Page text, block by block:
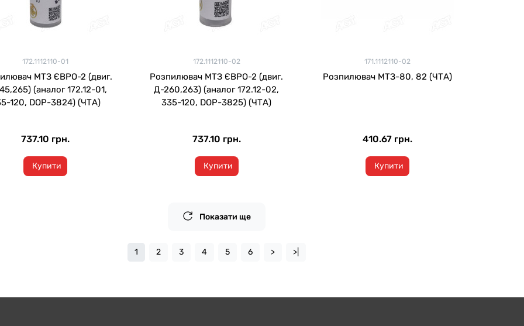
172.1112110-01
МТЗ ЄВРО-2 (двиг.
(аналог 172.12-01,
120, DOP-3824) (ЧТА)
737.10 грн.
Купити
172.1112110-02
Розпилювач МТЗ ЄВРО-2 (двиг.
Д-260,263) (аналог 172.12-02,
335-120, DOP-3825) (ЧТА)
737.10 грн.
Купити
171.1112110-02
Розпилювач МТЗ-80, 82 (ЧТА)
410.67 грн.
Купити
Показати ще
1 2 3 4 5 6 > >|